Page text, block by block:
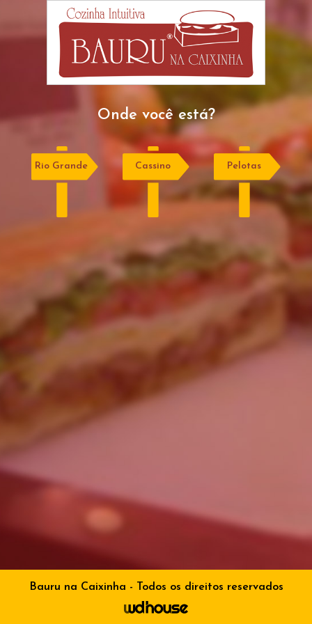
Onde você está?
Rio Grande Cassino Pelotas
Bauru na Caixinha - Todos os direitos reservados